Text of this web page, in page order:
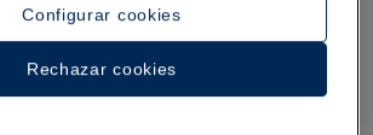
Configurar cookies
Rechazar cookies